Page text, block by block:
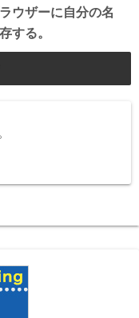
ウザーに自分の名
する。